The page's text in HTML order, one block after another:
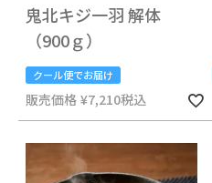
鬼北キジ一羽 解体
（900ｇ）
クール便でお届け
販売価格 ¥7,210税込